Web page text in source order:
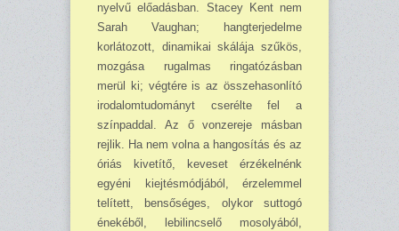
nyelvű előadásban. Stacey Kent nem
Sarah Vaughan; hangterjedelme
korlátozott, dinamikai skálája szűkös,
mozgása rugalmas ringatózásban
merül ki; végtére is az összehasonlító
irodalomtudományt cserélte fel a
színpaddal. Az ő vonzereje másban
rejlik. Ha nem volna a hangosítás és az
óriás kivetítő, keveset érzékelnénk
egyéni kiejtésmódjából, érzelemmel
telített, bensőséges, olykor suttogó
énekéből, lebilincselő mosolyából,